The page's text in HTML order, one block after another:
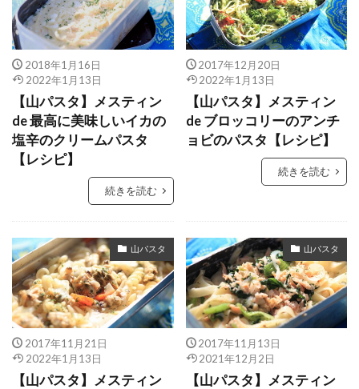
2018年1月16日
2022年1月13日
【山パスタ】メスティン
de 最高に美味しいイカの
塩辛のクリームパスタ
【レシピ】
続きを読む
2017年12月20日
2022年1月13日
【山パスタ】メスティン
de ブロッコリーのアンチ
ョビのパスタ【レシピ】
続きを読む
山パスタ
2017年11月21日
2022年1月13日
【山パスタ】メスティン
山パスタ
2017年11月13日
2021年12月2日
【山パスタ】メスティン